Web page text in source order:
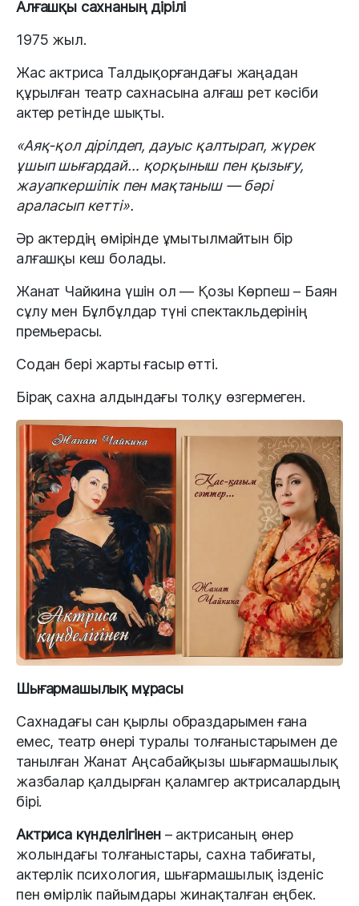
Алғашқы сахнаның дірілі
1975 жыл.
Жас актриса Талдықорғандағы жаңадан
құрылған театр сахнасына алғаш рет кәсіби
актер ретінде шықты.
«Аяқ-қол дірілдеп, дауыс қалтырап, жүрек
ұшып шығардай… қорқыныш пен қызығу,
жауапкершілік пен мақтаныш — бәрі
араласып кетті».
Әр актердің өмірінде ұмытылмайтын бір
алғашқы кеш болады.
Жанат Чайкина үшін ол — Қозы Көрпеш – Баян
сұлу мен Бұлбұлдар түні спектакльдерінің
премьерасы.
Содан бері жарты ғасыр өтті.
Бірақ сахна алдындағы толқу өзгермеген.
Шығармашылық мұрасы
Сахнадағы сан қырлы образдарымен ғана
емес, театр өнері туралы толғаныстарымен де
танылған Жанат Аңсабайқызы шығармашылық
жазбалар қалдырған қаламгер актрисалардың
бірі.
Актриса күнделігінен– актрисаның өнер
жолындағы толғаныстары, сахна табиғаты,
актерлік психология, шығармашылық ізденіс
пен өмірлік пайымдары жинақталған еңбек.